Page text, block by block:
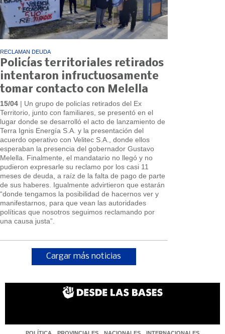
RECLAMAN DEUDA
Policías territoriales retirados
intentaron infructuosamente
tomar contacto con Melella
15/04 | Un grupo de policías retirados del Ex
Territorio, junto con familiares, se presentó en el
lugar donde se desarrolló el acto de lanzamiento de
Terra Ignis Energía S.A. y la presentación del
acuerdo operativo con Velitec S.A., donde ellos
esperaban la presencia del gobernador Gustavo
Melella. Finalmente, el mandatario no llegó y no
pudieron expresarle su reclamo por los casi 11
meses de deuda, a raíz de la falta de pago de parte
de sus haberes. Igualmente advirtieron que estarán
“donde tengamos la posibilidad de hacernos ver y
manifestarnos, para que vean las autoridades
políticas que nosotros seguimos reclamando por
una causa justa”.
Cargar más noticias